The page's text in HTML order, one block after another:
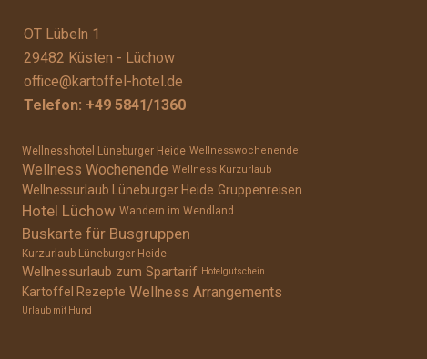
OT Lübeln 1
29482 Küsten - Lüchow
office@kartoffel-hotel.de
Telefon: +49 5841/1360
Wellnesshotel Lüneburger Heide Wellnesswochenende
Wellness Wochenende Wellness Kurzurlaub
Wellnessurlaub Lüneburger Heide Gruppenreisen
Hotel Lüchow Wandern im Wendland
Buskarte für Busgruppen
Kurzurlaub Lüneburger Heide
Wellnessurlaub zum Spartarif Hotelgutschein
Kartoffel Rezepte Wellness Arrangements
Urlaub mit Hund